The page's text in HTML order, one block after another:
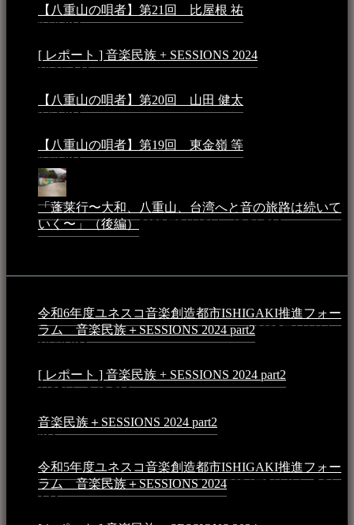
【八重山の唄者】第21回 比屋根 祐
8:59 PM
[ レポート ] 音楽民族 + SESSIONS 2024
10:16 AM
【八重山の唄者】第20回 山田 健太
3:54 PM
【八重山の唄者】第19回 東金嶺 等
9:52 PM
「蓬莱行〜大和、八重山、台湾へと音の旅路は続いて
いく〜」（後編）2023年3月18日 - 12:31 PM
令和6年度ユネスコ音楽創造都市ISHIGAKI推進フォー
ラム 音楽民族＋SESSIONS 2024 part22025年1月1日 -
10:50 PM
[ レポート ] 音楽民族 + SESSIONS 2024 part2
月25日 - 9:13 PM
音楽民族＋SESSIONS 2024 part2
PM
令和5年度ユネスコ音楽創造都市ISHIGAKI推進フォー
ラム 音楽民族＋SESSIONS 20242024年5月4日 - 7:21
AM